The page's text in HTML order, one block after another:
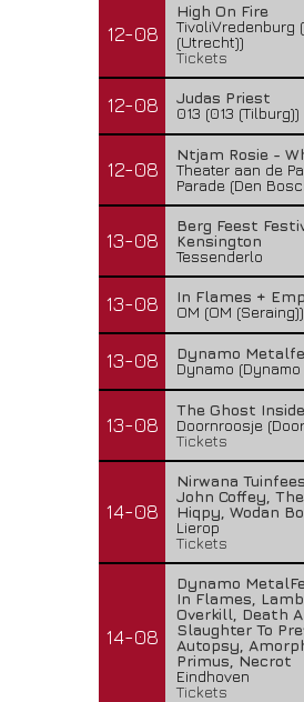
12-08
High On Fire
TivoliVredenburg
(Utrecht))
Tickets
12-08
Judas Priest
013 (013 (Tilburg))
12-08
Ntjam Rosie -
Theater aan de
Parade (Den
13-08
Berg Feest
Kensington
Tessenderlo
13-08
In Flames +
OM (OM (Seraing))
13-08
Dynamo
Dynamo
13-08
The Ghost Inside
Doornroosje
Tickets
14-08
Nirwana
John Coffey,
Hiqpy, Wodan
Lierop
Tickets
14-08
Dynamo
In Flames,
Overkill, Death
Slaughter To
Autopsy,
Primus, Necrot
Eindhoven
Tickets